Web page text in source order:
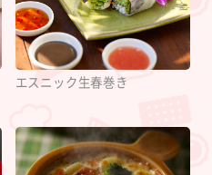
エスニック生春巻き